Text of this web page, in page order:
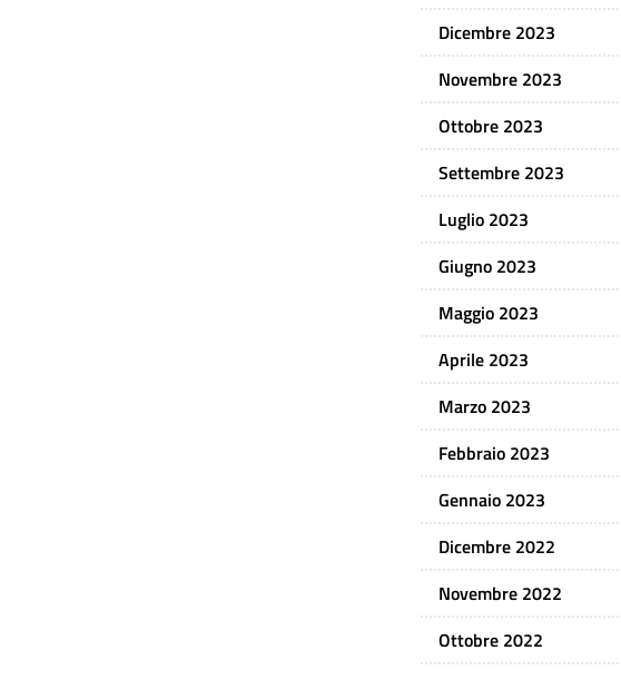
Dicembre 2023
Novembre 2023
Ottobre 2023
Settembre 2023
Luglio 2023
Giugno 2023
Maggio 2023
Aprile 2023
Marzo 2023
Febbraio 2023
Gennaio 2023
Dicembre 2022
Novembre 2022
Ottobre 2022